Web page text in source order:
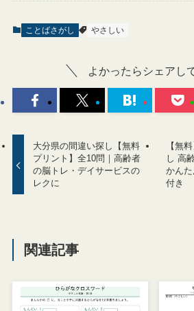
ことばさがし やさしい
よかったらシェアし
大分県の間違い探し【無料
プリント】全10問｜高齢者
の脳トレ・デイサービスの
レクに
【無
し 高
かんた
付き
関連記事